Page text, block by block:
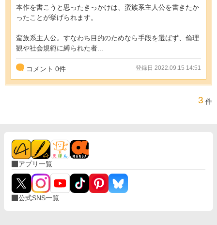
本作を書こうと思ったきっかけは、蛮族系主人公を書きたか
ったことが挙げられます。
蛮族系主人公。すなわち目的のためなら手段を選ばず、倫理
観や社会規範に縛られた者...
コメント 0件 登録日 2022.09.15 14:51
3 件
アプリ一覧
公式SNS一覧